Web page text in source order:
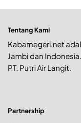
Tentang Kami
Kabarnegeri.net
Jambi dan
PT. Putri Air Langit.
Partnership